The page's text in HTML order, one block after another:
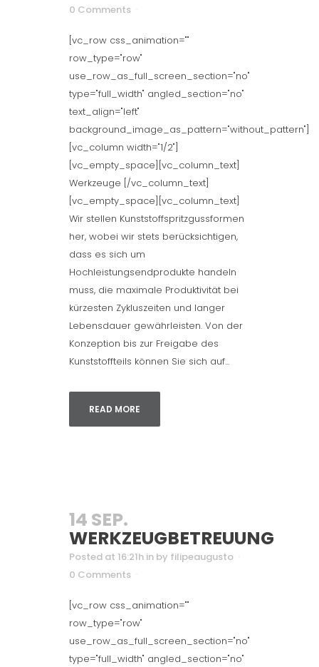
0 Comments
[vc_row css_animation=""
row_type="row"
use_row_as_full_screen_section="no"
type="full_width" angled_section="no"
text_align="left"
background_image_as_pattern="without_pattern"]
[vc_column width="1/2"]
[vc_empty_space][vc_column_text]
Werkzeuge [/vc_column_text]
[vc_empty_space][vc_column_text]
Wir stellen Kunststoffspritzgussformen
her, wobei wir stets berücksichtigen,
dass es sich um
Hochleistungsendprodukte handeln
muss, die maximale Produktivität bei
kürzesten Zykluszeiten und langer
Lebensdauer gewährleisten. Von der
Konzeption bis zur Freigabe des
Kunststoffteils können Sie sich auf...
READ MORE
14 SEP.
WERKZEUGBETREUUNG
Posted at 16:21h in by filipeaugusto
0 Comments
[vc_row css_animation=""
row_type="row"
use_row_as_full_screen_section="no"
type="full_width" angled_section="no"